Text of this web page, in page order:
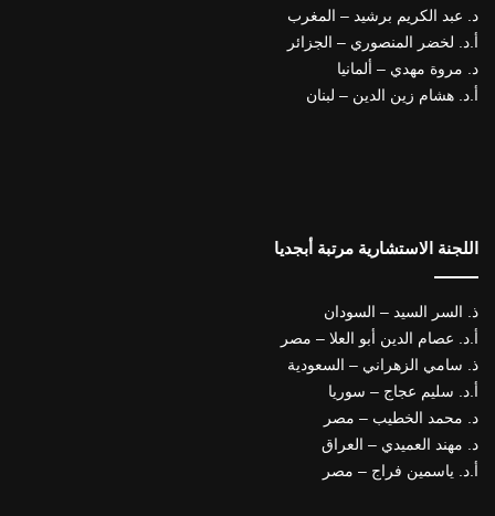
د. عبد الكريم برشيد – المغرب
أ.د. لخضر المنصوري – الجزائر
د. مروة مهدي – ألمانيا
أ.د. هشام زين الدين – لبنان
اللجنة الاستشارية مرتبة أبجديا
ذ. السر السيد – السودان
أ.د. عصام الدين أبو العلا – مصر
ذ. سامي الزهراني – السعودية
أ.د. سليم عجاج – سوريا
د. محمد الخطيب – مصر
د. مهند العميدي – العراق
أ.د. ياسمين فراج – مصر